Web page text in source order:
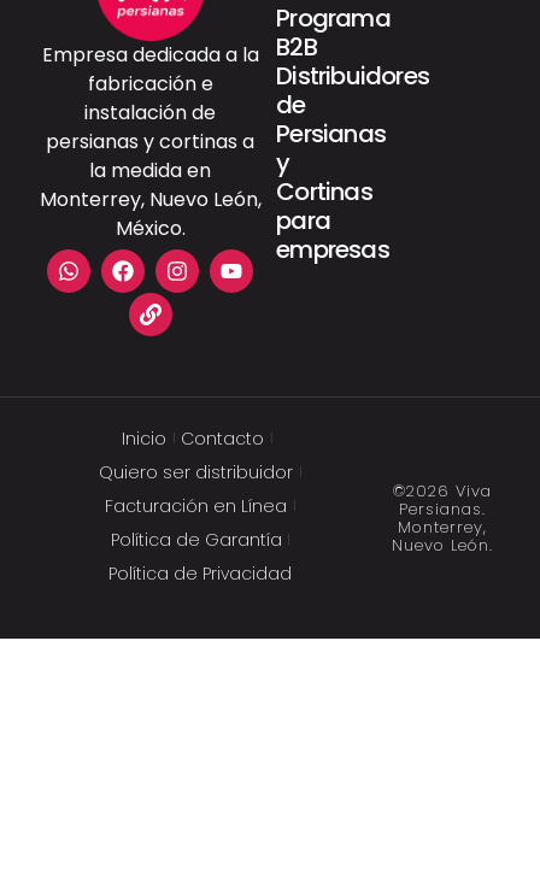
Empresa dedicada a la
fabricación e
instalación de
persianas y cortinas a
la medida en
Monterrey, Nuevo León,
México.
Programa
B2B
Distribuidores
de
Persianas
y
Cortinas
para
empresas
©2026 Viva
Persianas.
Monterrey,
Nuevo León.
Inicio
Contacto
Quiero ser distribuidor
Facturación en Línea
Política de Garantía
Política de Privacidad